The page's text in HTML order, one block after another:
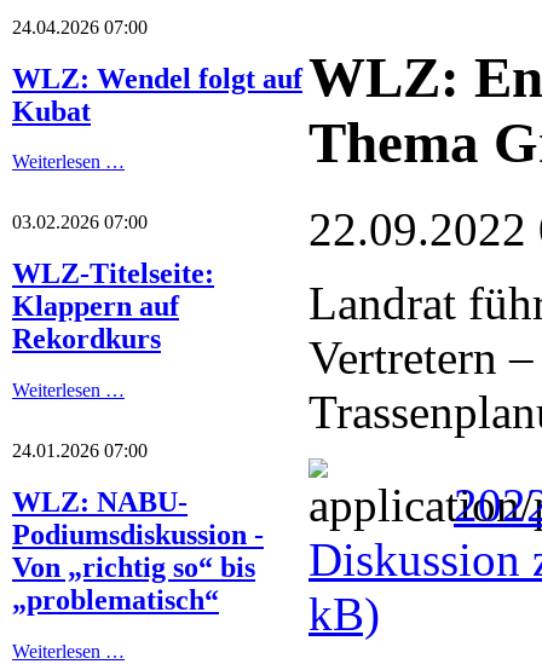
24.04.2026 07:00
WLZ: Wendel folgt auf
Kubat
Weiterlesen …
03.02.2026 07:00
WLZ-Titelseite:
Klappern auf
Rekordkurs
Weiterlesen …
24.01.2026 07:00
WLZ: NABU-
Podiumsdiskussion -
Von „richtig so“ bis
„problematisch“
Weiterlesen …
WLZ:
Thema
22.09.2022
Landrat
Vertretern
Diskussion
kB)